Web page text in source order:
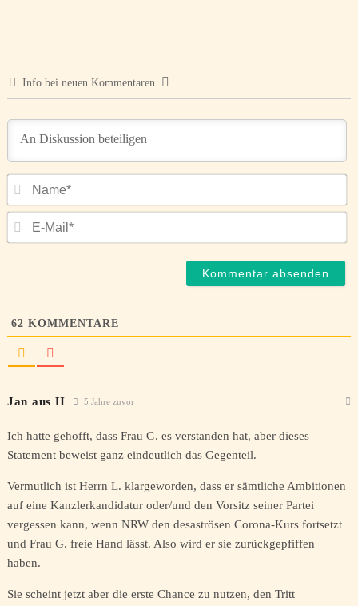
Info bei neuen Kommentaren
E-
62 KOMMENTARE
Jan aus H 5 Jahre zuvor
Ich hatte gehofft, dass Frau G. es verstanden hat, aber dieses
Statement beweist ganz eindeutlich das Gegenteil.
Vermutlich ist Herrn L. klargeworden, dass er sämtliche Ambitionen
auf eine Kanzlerkandidatur oder/und den Vorsitz seiner Partei
vergessen kann, wenn NRW den desaströsen Corona-Kurs fortsetzt
und Frau G. freie Hand lässt. Also wird er sie zurückgepfiffen
haben.
Sie scheint jetzt aber die erste Chance zu nutzen, den Tritt